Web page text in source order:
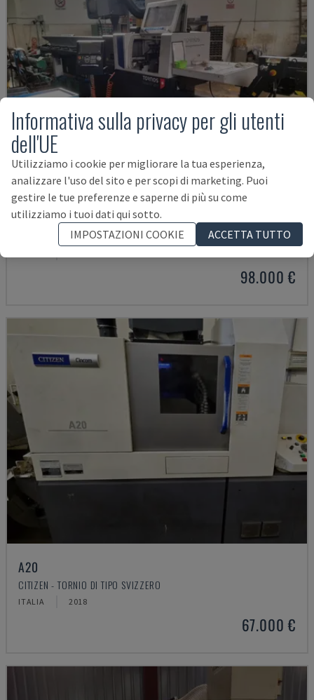
SWISS DT 26 S
TORNOS - TORNIO DI TIPO SVIZZERO
98.000 €
A20
CITIZEN - TORNIO DI TIPO SVIZZERO
ITALIA 2018
67.000 €
Informativa sulla privacy per gli utenti
dell'UE
Utilizziamo i cookie per migliorare la tua esperienza,
analizzare l'uso del sito e per scopi di marketing. Puoi
gestire le tue preferenze e saperne di più su come
utilizziamo i tuoi dati qui sotto.
IMPOSTAZIONI COOKIE
ACCETTA TUTTO